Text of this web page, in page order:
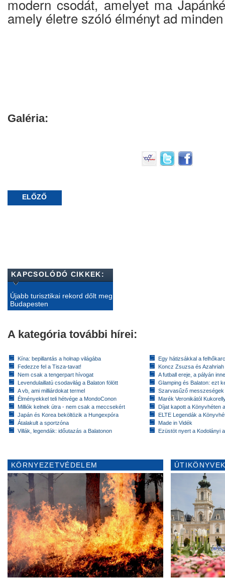
modern csodát, amelyet ma
amely életre szóló élményt ad
Galéria:
ELŐZŐ
KAPCSOLÓDÓ CIKKEK:
Újabb turisztikai rekord dőlt meg
Budapesten
A kategória további hírei:
Kína: bepillantás a holnap világába
Fedezze fel a Tisza-tavat!
Nem csak a tengerpart hívogat
Levendulaillatú csodavilág a Balaton fölött
A vb, ami milliárdokat termel
Élményekkel teli hétvége a MondoConon
Milliók kelnek útra - nem csak a meccsekért
Japán és Korea beköltözik a Hungexpóra
Átalakult a sportzóna
Villák, legendák: időutazás a Balatonon
Egy hátizsákkal a
Koncz Zsuzsa és
A futball ereje, a pályán
Glamping és Balaton: ezt
Szarvasűző messzeségek
Marék Veronikától
Díjat kapott a Könyvhéten
ELTE Legendák a
Made in Vidék
Ezüstöt nyert a Kodolányi
KÖRNYEZETVÉDELEM